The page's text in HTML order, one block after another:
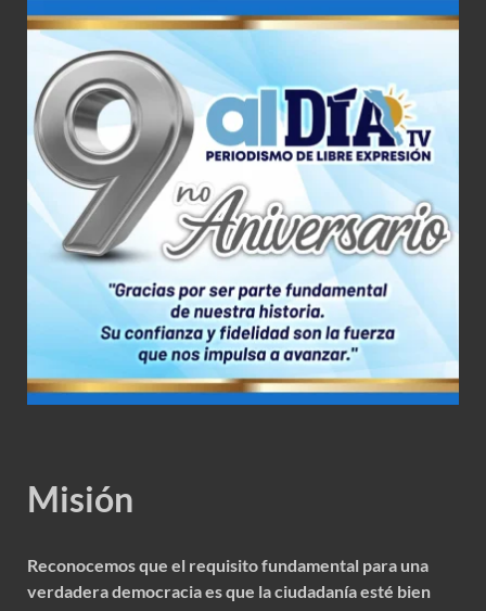
Misión
Reconocemos que el requisito fundamental para una
verdadera democracia es que la ciudadanía esté bien